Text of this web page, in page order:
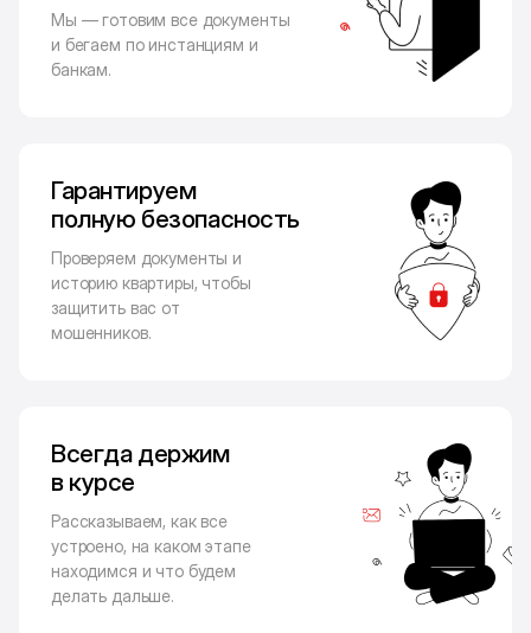
Мы — готовим все документы
и бегаем по инстанциям и
банкам.
Гарантируем
полную безопасность
Проверяем документы и
историю квартиры, чтобы
защитить вас от
мошенников.
Всегда держим
в курсе
Рассказываем, как все
устроено, на каком этапе
находимся и что будем
делать дальше.